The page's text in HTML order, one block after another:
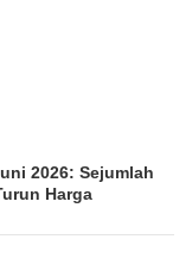
2026: Sejumlah
Harga